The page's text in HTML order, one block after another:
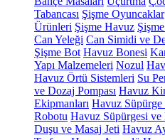
Tabancası Şişme Oyuncaklar
Ürünleri Şişme Havuz
Can Yeleği Can Simidi ve
Şişme Bot Havuz Bonesi
Yapı Malzemeleri Nozul
Havuz Örtü Sistemleri Su
ve Dozaj Pompası Havuz
Ekipmanları Havuz
Robotu Havuz Süpürgesi ve
Duşu ve Masaj Jeti Havuz